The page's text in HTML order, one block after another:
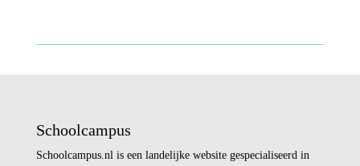
Schoolcampus
Schoolcampus.nl is een landelijke website gespecialiseerd in